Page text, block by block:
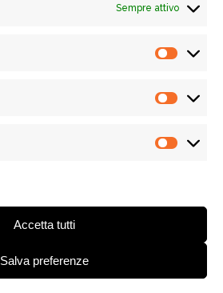
Sempre attivo
Accetta tutti
Salva preferenze
WebDesign: